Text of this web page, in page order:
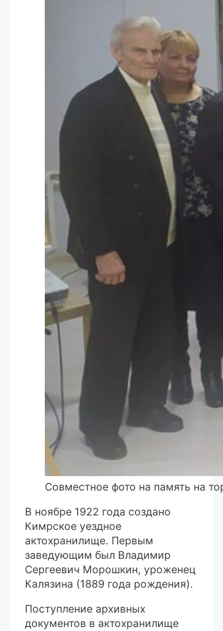
Совместное фото на память на
В ноябре 1922 года создано
Кимрское уездное
актохранилище. Первым
заведующим был Владимир
Сергеевич Морошкин, уроженец
Калязина (1889 года рождения).
Поступление архивных
документов в актохранилище